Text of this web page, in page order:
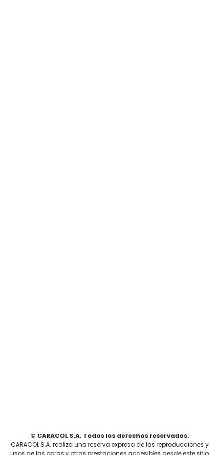
© CARACOL S.A. Todos los derechos reservados.
CARACOL S.A. realiza una reserva expresa de las reproducciones y
usos de las obras y otras prestaciones accesibles desde este sitio